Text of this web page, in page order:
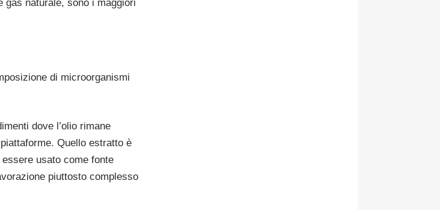
gas naturale, sono i maggiori
di microorganismi
dove l’olio rimane
Quello estratto è
usato come fonte
piuttosto complesso